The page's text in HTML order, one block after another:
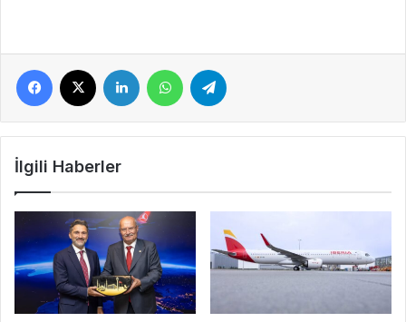
Facebook LinkedIn WhatsApp
İlgili Haberler